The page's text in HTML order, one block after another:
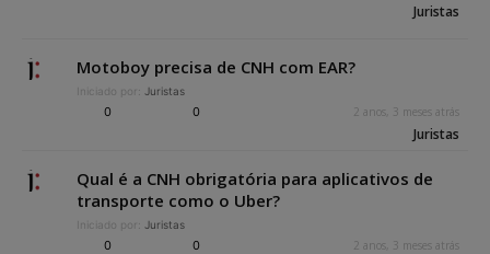
Juristas
Motoboy precisa de CNH com EAR?
Iniciado por: Juristas
0 0 2 anos, 3 meses atrás
Juristas
Qual é a CNH obrigatória para aplicativos de
transporte como o Uber?
Iniciado por: Juristas
0 0 2 anos, 3 meses atrás